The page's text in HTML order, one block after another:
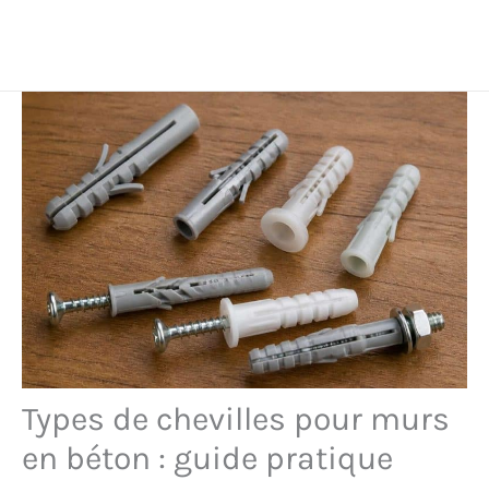
Types de chevilles pour murs
en béton : guide pratique